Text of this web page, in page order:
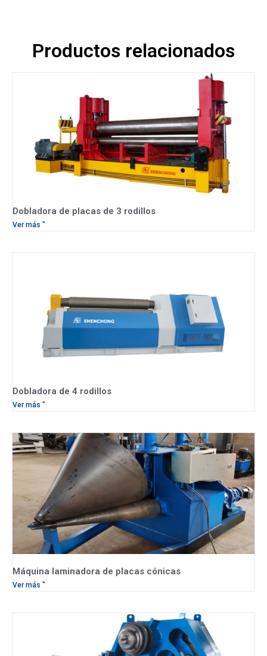
Productos relacionados
Dobladora de placas de 3 rodillos
Ver más "
Dobladora de 4 rodillos
Ver más "
Máquina laminadora de placas cónicas
Ver más "